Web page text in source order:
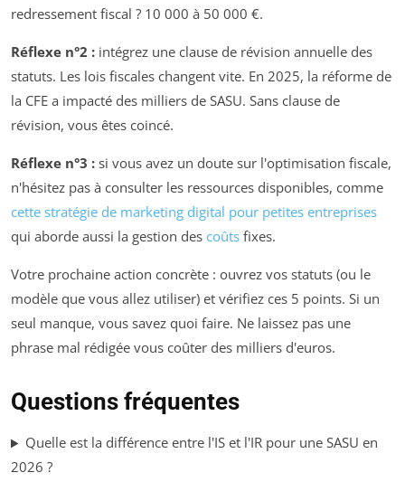
redressement fiscal ? 10 000 à 50 000 €.
Réflexe n°2 : intégrez une clause de révision annuelle des
statuts. Les lois fiscales changent vite. En 2025, la réforme de
la CFE a impacté des milliers de SASU. Sans clause de
révision, vous êtes coincé.
Réflexe n°3 : si vous avez un doute sur l'optimisation fiscale,
n'hésitez pas à consulter les ressources disponibles, comme
cette stratégie de marketing digital pour petites entreprises
qui aborde aussi la gestion des coûts fixes.
Votre prochaine action concrète : ouvrez vos statuts (ou le
modèle que vous allez utiliser) et vérifiez ces 5 points. Si un
seul manque, vous savez quoi faire. Ne laissez pas une
phrase mal rédigée vous coûter des milliers d'euros.
Questions fréquentes
Quelle est la différence entre l'IS et l'IR pour une SASU en
2026 ?